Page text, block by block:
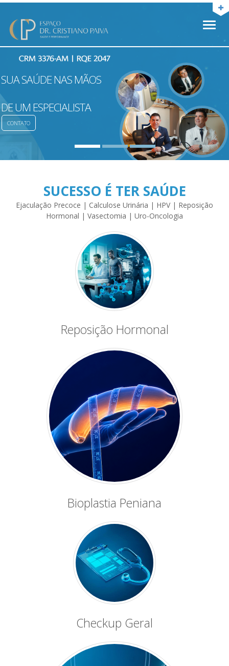
Toggle
SUA SAÚDE NAS MÃOS
DE UM ESPECIALISTA
CONTATO
SUCESSO É TER SAÚDE
Ejaculação Precoce | Calculose Urinária | HPV | Reposição
Hormonal | Vasectomia | Uro-Oncologia
Reposição Hormonal
Bioplastia Peniana
Checkup Geral